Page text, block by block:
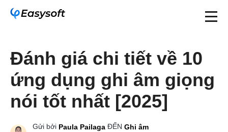
Đánh giá chi tiết về 10
ứng dụng ghi âm giọng
nói tốt nhất [2025]
Gửi bởi Paula Pailaga ĐẾN Ghi âm